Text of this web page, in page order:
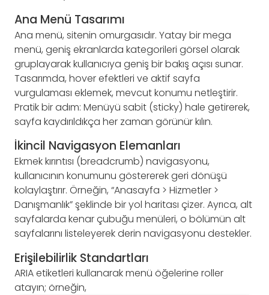
Ana Menü Tasarımı
Ana menü, sitenin omurgasıdır. Yatay bir mega
menü, geniş ekranlarda kategorileri görsel olarak
gruplayarak kullanıcıya geniş bir bakış açısı sunar.
Tasarımda, hover efektleri ve aktif sayfa
vurgulaması eklemek, mevcut konumu netleştirir.
Pratik bir adım: Menüyü sabit (sticky) hale getirerek,
sayfa kaydırıldıkça her zaman görünür kılın.
İkincil Navigasyon Elemanları
Ekmek kırıntısı (breadcrumb) navigasyonu,
kullanıcının konumunu göstererek geri dönüşü
kolaylaştırır. Örneğin, “Anasayfa > Hizmetler >
Danışmanlık” şeklinde bir yol haritası çizer. Ayrıca, alt
sayfalarda kenar çubuğu menüleri, o bölümün alt
sayfalarını listeleyerek derin navigasyonu destekler.
Erişilebilirlik Standartları
ARIA etiketleri kullanarak menü öğelerine roller
atayın; örneğin,